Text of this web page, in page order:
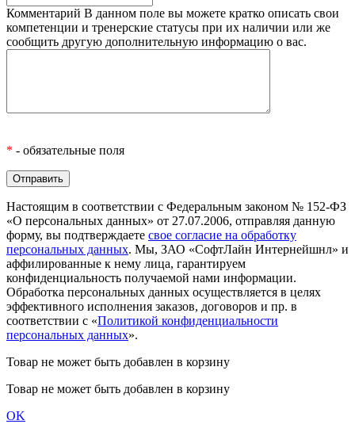
Комментарий В данном поле вы можете кратко описать свои
компетенции и тренерские статусы при их наличии или же
сообщить другую дополнительную информацию о вас.
* - обязательные поля
Настоящим в соответствии с Федеральным законом № 152-ФЗ
«О персональных данных» от 27.07.2006, отправляя данную
форму, вы подтверждаете свое согласие на обработку
персональных данных. Мы, ЗАО «СофтЛайн Интернейшнл» и
аффилированные к нему лица, гарантируем
конфиденциальность получаемой нами информации.
Обработка персональных данных осуществляется в целях
эффективного исполнения заказов, договоров и пр. в
соответствии с «Политикой конфиденциальности
персональных данных».
Товар не может быть добавлен в корзину
Товар не может быть добавлен в корзину
OK